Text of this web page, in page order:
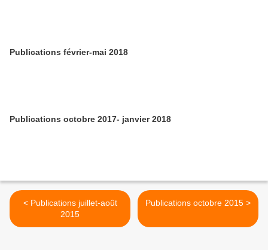
Publications février-mai 2018
Publications octobre 2017- janvier 2018
< Publications juillet-août
2015
Publications octobre 2015 >